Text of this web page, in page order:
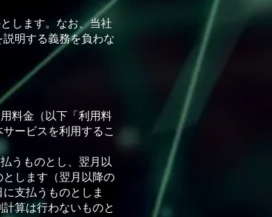
します。なお、当社
明する義務を負わな
料⾦（以下「利⽤料
ービスを利⽤するこ
うものとし、翌⽉以
します（翌⽉以降の
⽀払うものとしま
算は⾏わないものと